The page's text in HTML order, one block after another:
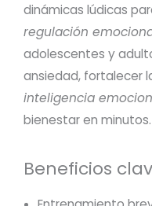
dinámicas lúdicas
regulación
adolescentes y
ansiedad, fortalecer
inteligencia
bienestar en minutos.
Beneficios